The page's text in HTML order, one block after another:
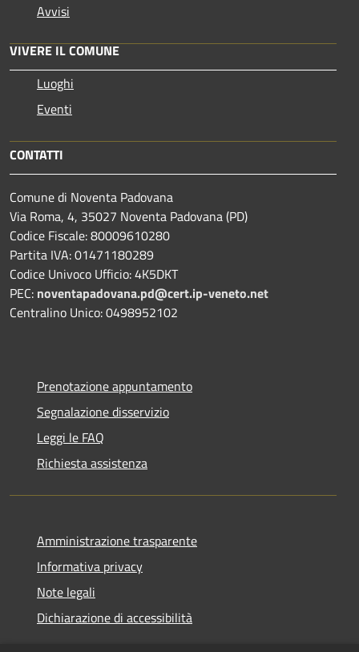
Avvisi
VIVERE IL COMUNE
Luoghi
Eventi
CONTATTI
Comune di Noventa Padovana
Via Roma, 4, 35027 Noventa Padovana (PD)
Codice Fiscale: 80009610280
Partita IVA: 01471180289
Codice Univoco Ufficio: 4K5DKT
PEC: noventapadovana.pd@cert.ip-veneto.net
Centralino Unico: 0498952102
Prenotazione appuntamento
Segnalazione disservizio
Leggi le FAQ
Richiesta assistenza
Amministrazione trasparente
Informativa privacy
Note legali
Dichiarazione di accessibilità